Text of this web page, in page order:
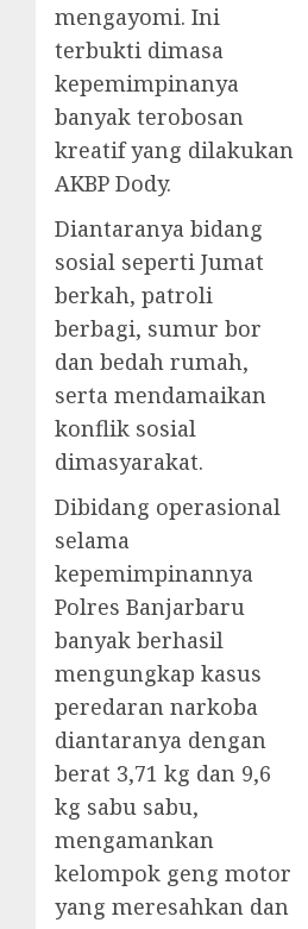
mengayomi. Ini
terbukti dimasa
kepemimpinanya
banyak terobosan
kreatif yang dilakukan
AKBP Dody.
Diantaranya bidang
sosial seperti Jumat
berkah, patroli
berbagi, sumur bor
dan bedah rumah,
serta mendamaikan
konflik sosial
dimasyarakat.
Dibidang operasional
selama
kepemimpinannya
Polres Banjarbaru
banyak berhasil
mengungkap kasus
peredaran narkoba
diantaranya dengan
berat 3,71 kg dan 9,6
kg sabu sabu,
mengamankan
kelompok geng motor
yang meresahkan dan